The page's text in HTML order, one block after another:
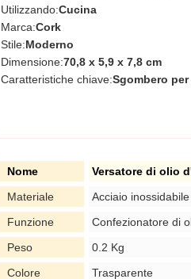
Utilizzando:Cucina
Marca:Cork
Stile:Moderno
Dimensione:70,8 x 5,9 x 7,8 cm
Caratteristiche chiave:Sgombero
Nome
Versatore di olio
Materiale
Acciaio inossidabile
Funzione
Confezionatore di
Peso
0.2 Kg
Colore
Trasparente